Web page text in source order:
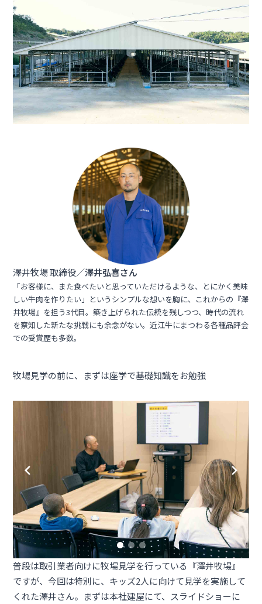
澤井牧場 取締役／澤井弘喜さん
「お客様に、また食べたいと思っていただけるような、とにかく美味
しい牛肉を作りたい」というシンプルな想いを胸に、これからの『澤
井牧場』を担う3代目。築き上げられた伝統を残しつつ、時代の流れ
を察知した新たな挑戦にも余念がない。近江牛にまつわる各種品評会
での受賞歴も多数。
牧場見学の前に、まずは座学で基礎知識をお勉強
普段は取引業者向けに牧場見学を行っている『澤井牧場』
ですが、今回は特別に、キッズ2人に向けて見学を実施して
くれた澤井さん。まずは本社建屋にて、スライドショーに